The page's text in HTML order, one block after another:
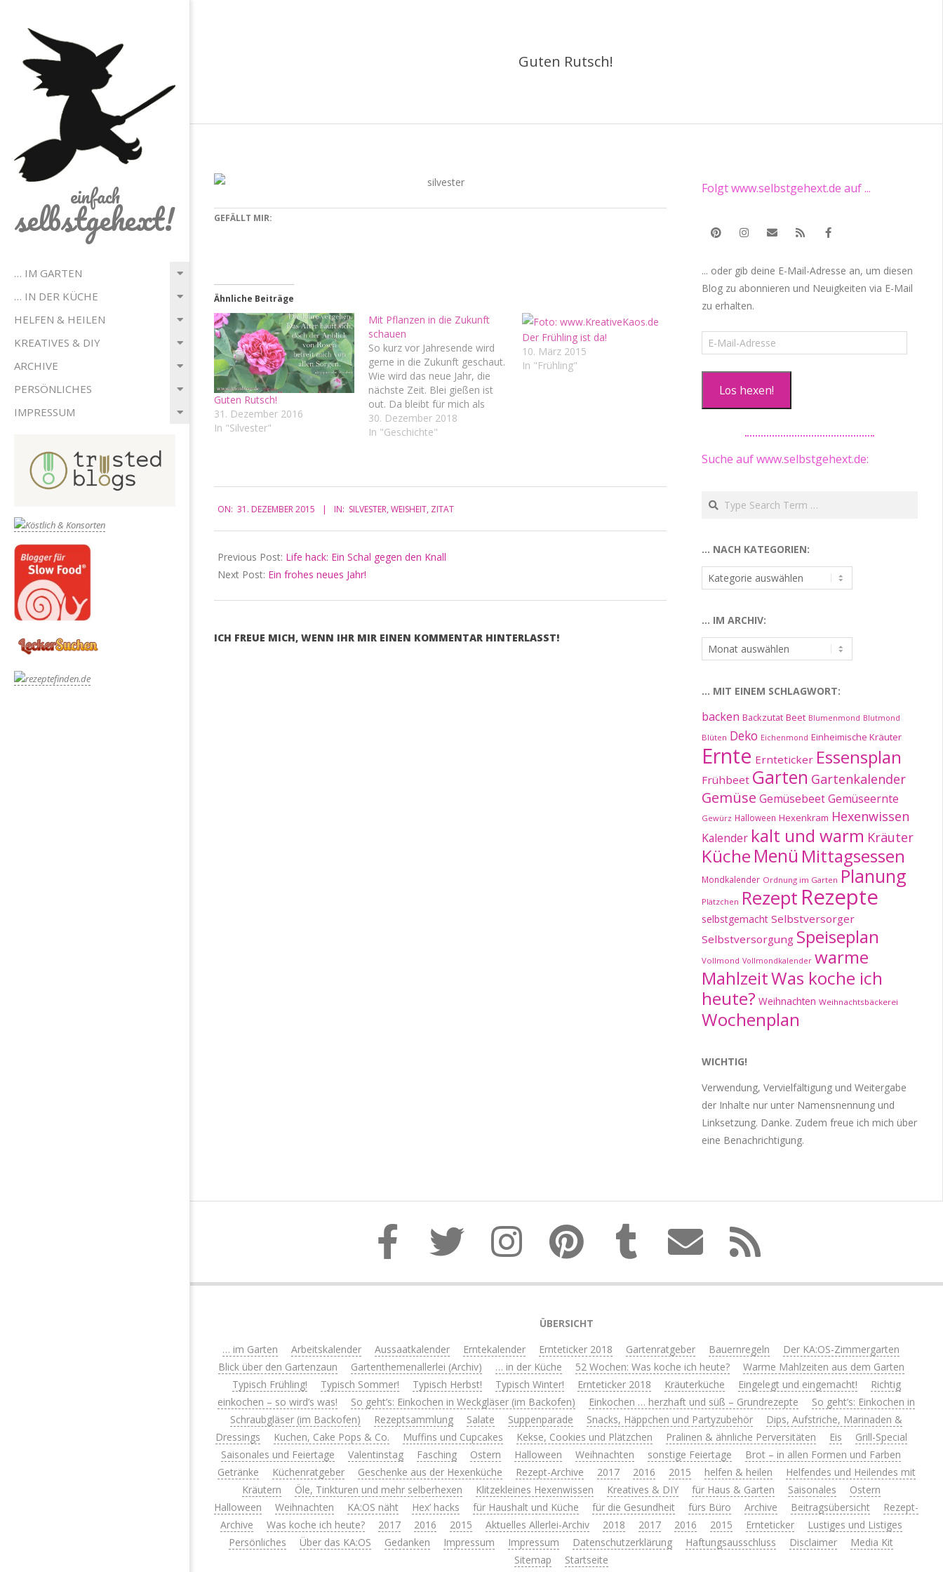
einfach
selbstgehext!
Primary
… IM GARTEN
… IN DER KÜCHE
HELFEN & HEILEN
KREATIVES & DIY
ARCHIVE
PERSÖNLICHES
IMPRESSUM
Guten Rutsch!
GEFÄLLT MIR:
Ähnliche Beiträge
Guten Rutsch!
31. Dezember 2016
In "Silvester"
Mit Pflanzen in die Zukunft
schauen
So kurz vor Jahresende wird
gerne in die Zukunft geschaut.
Wie wird das neue Jahr, die
nächste Zeit. Blei gießen ist
out. Da bleibt für mich als
kleine Hexe eigentlich nur ein
eine Möglichkeit - mit Pflanzen
30. Dezember 2018
In "Geschichte"
Der Frühling ist da!
10. März 2015
In "Frühling"
12-
31
ON: 31. DEZEMBER 2015 IN: SILVESTER, WEISHEIT, ZITAT
Previous Post: Life hack: Ein Schal gegen den Knall
Next Post: Ein frohes neues Jahr!
ICH FREUE MICH, WENN IHR MIR EINEN KOMMENTAR HINTERLASST!
Folgt www.selbstgehext.de auf ...
... oder gib deine E-Mail-Adresse an, um diesen
Blog zu abonnieren und Neuigkeiten via E-Mail
zu erhalten.
E-
Mail-
Los hexen!
Suche auf www.selbstgehext.de:
Search
… NACH KATEGORIEN:
…
nach
… IM ARCHIV:
…
im
… MIT EINEM SCHLAGWORT:
backen Backzutat Beet Blumenmond Blutmond
Blüten Deko Eichenmond Einheimische Kräuter
Ernte Ernteticker Essensplan
Frühbeet Garten Gartenkalender
Gemüse Gemüsebeet Gemüseernte
Gewürz Halloween Hexenkram Hexenwissen
Kalender kalt und warm Kräuter
Küche Menü Mittagsessen
Mondkalender Ordnung im Garten Planung
Plätzchen Rezept Rezepte
selbstgemacht Selbstversorger
Selbstversorgung Speiseplan
Vollmond Vollmondkalender warme
MahlzeitWas koche ich
heute? Weihnachten Weihnachtsbäckerei
Wochenplan
WICHTIG!
Verwendung, Vervielfältigung und Weitergabe
der Inhalte nur unter Namensnennung und
Linksetzung. Danke. Zudem freue ich mich über
eine Benachrichtigung.
ÜBERSICHT
… im Garten
Arbeitskalender Aussaatkalender Erntekalender Ernteticker 2018 Gartenratgeber Bauernregeln
Der KA:OS-Zimmergarten
Blick über den Gartenzaun
Gartenthemenallerlei (Archiv) … in der Küche 52 Wochen: Was koche ich heute?
Warme Mahlzeiten aus dem Garten
Typisch Frühling!
Typisch Sommer! Typisch Herbst! Typisch Winter! Ernteticker 2018 Kräuterküche Eingelegt und eingemacht!
Richtig
einkochen – so wird’s was!
So geht’s: Einkochen in Weckgläser (im Backofen) Einkochen … herzhaft und süß – Grundrezepte
So geht’s: Einkochen in
Schraubgläser (im Backofen)
Rezeptsammlung Salate Suppenparade Snacks, Häppchen und Partyzubehör
Dips, Aufstriche, Marinaden &
Dressings
Kuchen, Cake Pops & Co. Muffins und Cupcakes Kekse, Cookies und Plätzchen Pralinen & ähnliche Perversitäten Eis
Grill-Special
Saisonales und Feiertage
Valentinstag Fasching Ostern Halloween Weihnachten sonstige Feiertage
Brot – in allen Formen und Farben
Getränke
Küchenratgeber Geschenke aus der Hexenküche Rezept-Archive 2017 2016 2015 helfen & heilen
Helfendes und Heilendes mit
Kräutern
Öle, Tinkturen und mehr selberhexen Klitzekleines Hexenwissen Kreatives & DIY für Haus & Garten Saisonales
Ostern
Halloween
Weihnachten KA:OS näht Hex’ hacks für Haushalt und Küche für die Gesundheit fürs Büro Archive Beitragsübersicht
Rezept-
Archive
Was koche ich heute? 2017 2016 2015 Aktuelles Allerlei-Archiv 2018 2017 2016 2015 Ernteticker
Lustiges und Listiges
Persönliches
Über das KA:OS Gedanken Impressum Impressum Datenschutzerklärung Haftungsausschluss Disclaimer
Media Kit
Sitemap
Startseite